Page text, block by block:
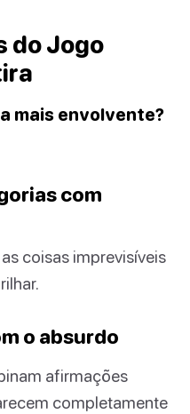
do Jogo
mais envolvente?
com
coisas imprevisíveis
o absurdo
afirmações
completamente